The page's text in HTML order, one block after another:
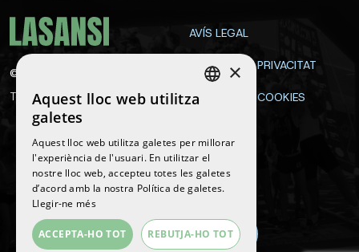
©
Tots els drets reservats
AVÍS LEGAL
POLÍTICA DE PRIVACITAT
POLÍTICA DE COOKIES
Segueix-nos
CATALAN
×
Aquest lloc web utilitza
galetes
Aquest lloc web utilitza galetes per millorar
l'experiència de l'usuari. En utilitzar el
nostre lloc web, accepteu totes les galetes
d’acord amb la nostra Política de galetes.
Llegir-ne més
ACCEPTA-HO TOT REBUTJA-HO TOT